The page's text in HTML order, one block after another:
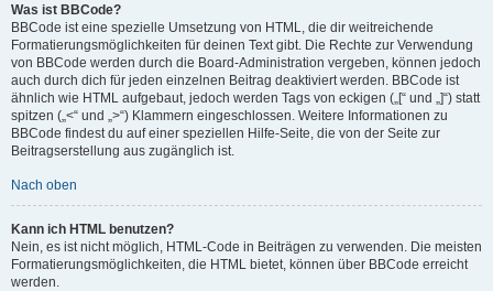
Was ist BBCode?
BBCode ist eine spezielle Umsetzung von HTML, die dir weitreichende
Formatierungsmöglichkeiten für deinen Text gibt. Die Rechte zur Verwendung
von BBCode werden durch die Board-Administration vergeben, können jedoch
auch durch dich für jeden einzelnen Beitrag deaktiviert werden. BBCode ist
ähnlich wie HTML aufgebaut, jedoch werden Tags von eckigen („[“ und „]“) statt
spitzen („<“ und „>“) Klammern eingeschlossen. Weitere Informationen zu
BBCode findest du auf einer speziellen Hilfe-Seite, die von der Seite zur
Beitragserstellung aus zugänglich ist.
Nach oben
Kann ich HTML benutzen?
Nein, es ist nicht möglich, HTML-Code in Beiträgen zu verwenden. Die meisten
Formatierungsmöglichkeiten, die HTML bietet, können über BBCode erreicht
werden.